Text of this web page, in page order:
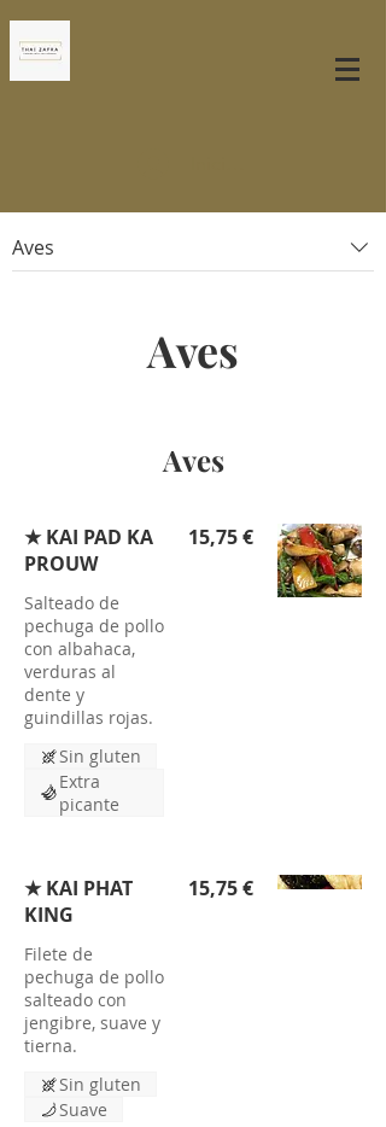
Aves
Aves
Aves
★ KAI PAD KA
PROUW
Salteado de
pechuga de pollo
con albahaca,
verduras al
dente y
guindillas rojas.
15,75 €
Sin gluten
Extra
picante
★ KAI PHAT
KING
Filete de
pechuga de pollo
salteado con
jengibre, suave y
tierna.
15,75 €
Sin gluten
Suave